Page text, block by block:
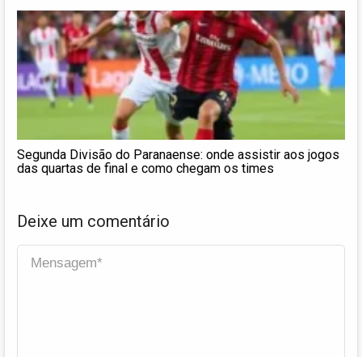
Segunda Divisão do Paranaense: onde assistir aos jogos
das quartas de final e como chegam os times
Deixe um comentário